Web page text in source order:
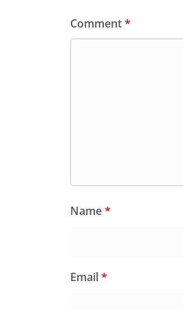
Comment*
Name*
Email*